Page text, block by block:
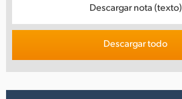
Descargar nota (texto)
Descargar todo